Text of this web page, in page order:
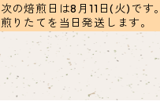
次の焙煎日は8月11日(火)です。
煎りたてを当日発送します。